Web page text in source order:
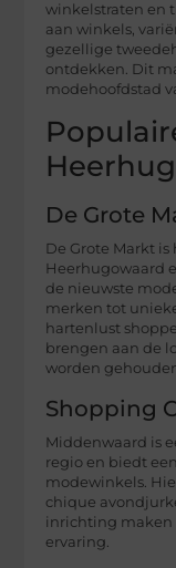
winkelstraten en
aan winkels,
gezellige
ontdekken. Dit
modehoofdstad
De Grote
De Grote Markt
Heerhugowaard
de nieuwste
merken tot
hartenlust
brengen aan de
worden
Shopping
Middenwaard is
regio en biedt
modewinkels.
chique
inrichting maken
ervaring.